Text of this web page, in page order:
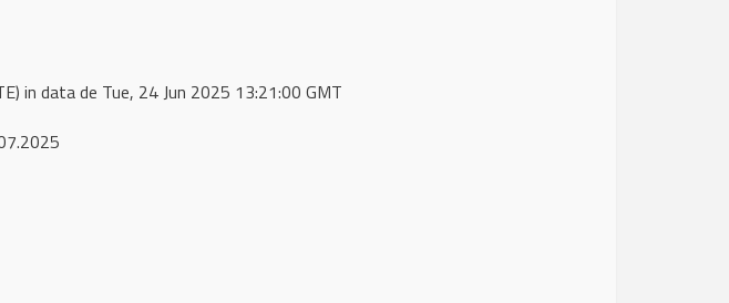
in data de Tue, 24 Jun 2025 13:21:00 GMT